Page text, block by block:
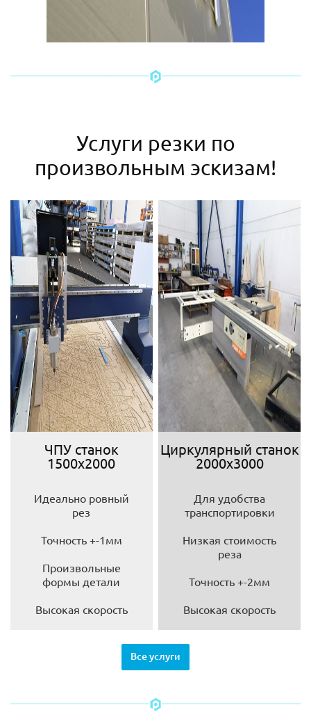
Услуги резки по
произвольным эскизам!
ЧПУ станок
1500х2000
Идеально ровный
рез
Точность +-1мм
Произвольные
формы детали
Высокая скорость
Циркулярный станок
2000х3000
Для удобства
транспортировки
Низкая стоимость
реза
Точность +-2мм
Высокая скорость
Все услуги